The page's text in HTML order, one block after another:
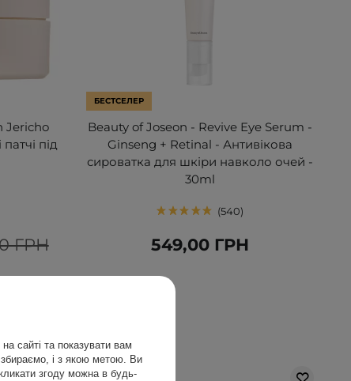
Jericho
під
ГРН
БЕСТСЕЛЕР
Beauty of Joseon - Revive Eye Serum -
Ginseng + Retinal - Антивікова
сироватка для шкіри навколо очей -
30ml
540
549,00 ГРН
сайті та показувати вам
збираємо, і з якою метою. Ви
згоду можна в будь-